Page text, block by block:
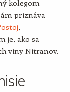
kolegom
priznáva
,
je, ako sa
viny Nitranov.